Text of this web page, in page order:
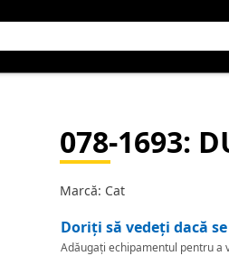
078-1693:
Marcă: Cat
Doriți să vedeți dacă
Adăugați echipamentul pentru a